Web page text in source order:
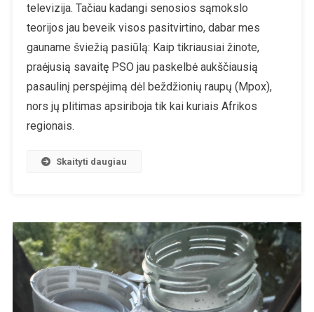
televizija. Tačiau kadangi senosios sąmokslo
teorijos jau beveik visos pasitvirtino, dabar mes
gauname šviežią pasiūlą: Kaip tikriausiai žinote,
praėjusią savaitę PSO jau paskelbė aukščiausią
pasaulinį perspėjimą dėl beždžionių raupų (Mpox),
nors jų plitimas apsiriboja tik kai kuriais Afrikos
regionais.
Skaityti daugiau